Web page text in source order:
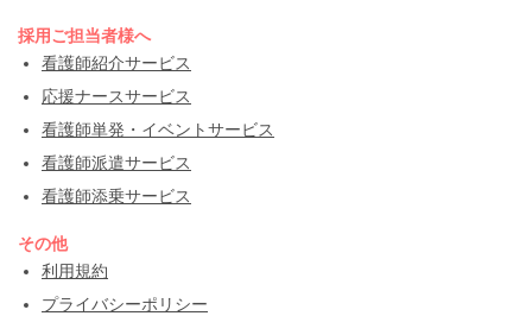
採用ご担当者様へ
看護師紹介サービス
応援ナースサービス
看護師単発・イベントサービス
看護師派遣サービス
看護師添乗サービス
その他
利用規約
プライバシーポリシー